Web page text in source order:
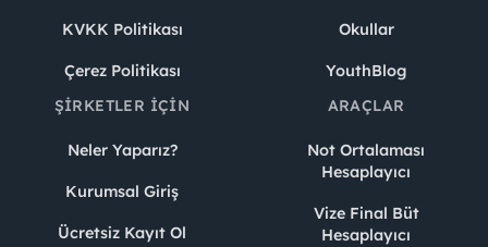
KVKK Politikası
Çerez Politikası
Okullar
YouthBlog
ŞIRKETLER İÇIN
Neler Yaparız?
Kurumsal Giriş
Ücretsiz Kayıt Ol
ARAÇLAR
Not Ortalaması
Hesaplayıcı
Vize Final Büt
Hesaplayıcı